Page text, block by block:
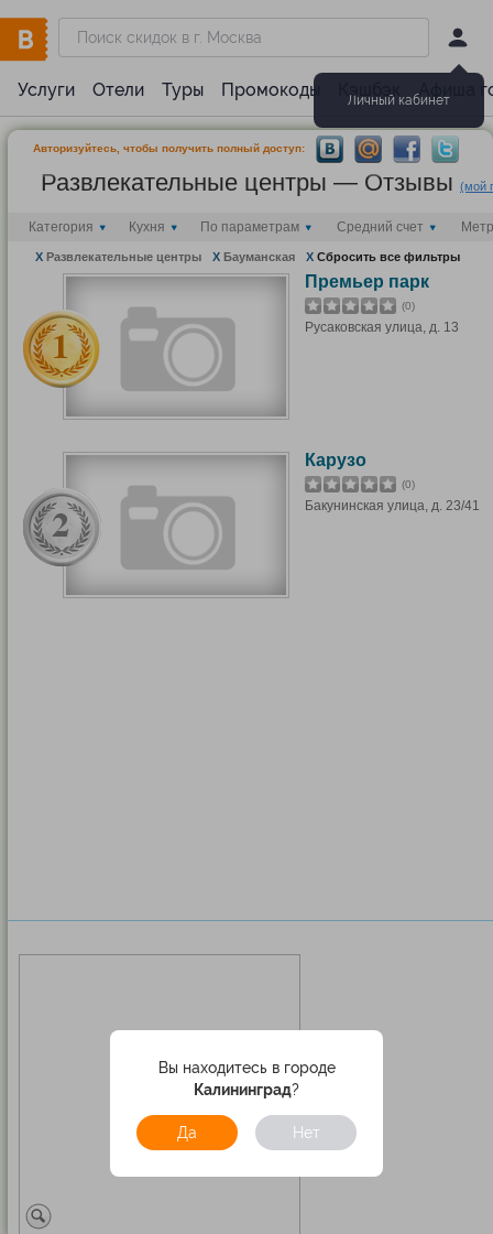
Личный кабинет
Вы находитесь в городе
Калининград?
Да Нет
Услуги Отели Туры Промокоды Кэшбэк Афиша
Авторизуйтесь, чтобы получить полный доступ:
Развлекательные центры — Отзывы (мой
Категория Кухня По параметрам Средний счет
X Развлекательные центры X Бауманская X Сбросить все фильтры
Премьер парк
(0)
Русаковская улица, д. 13
Карузо
(0)
Бакунинская улица, д. 23/41